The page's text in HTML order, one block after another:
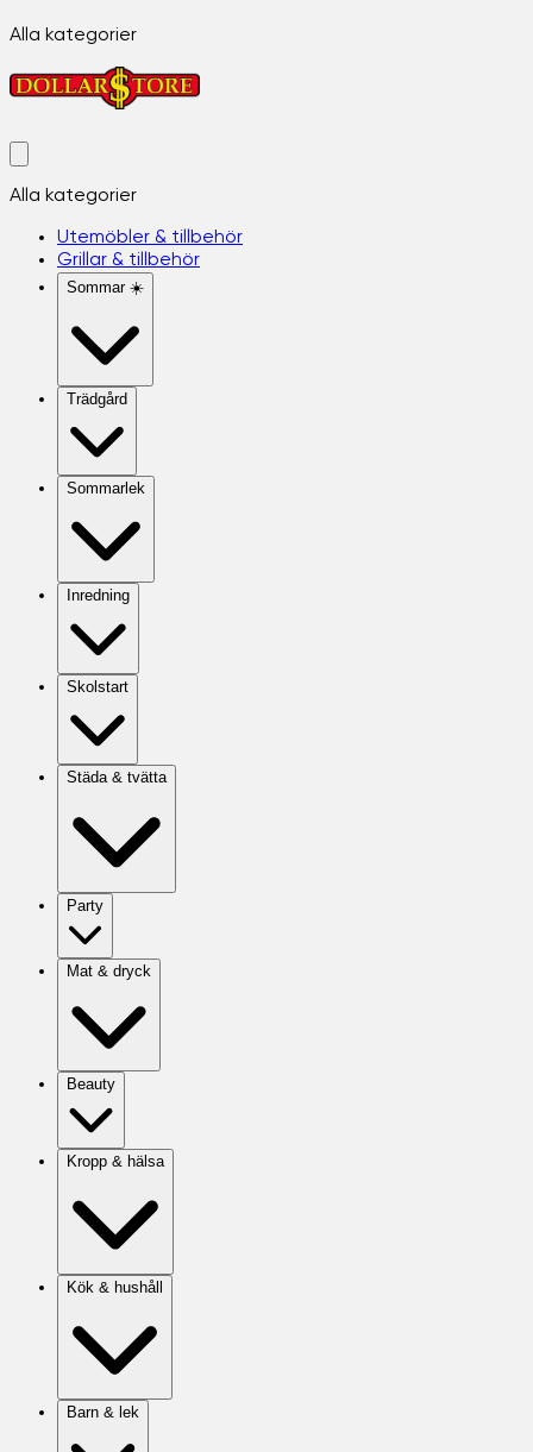
Alla kategorier
Alla kategorier
Utemöbler & tillbehör
Grillar & tillbehör
Sommar ☀️
Trädgård
Sommarlek
Inredning
Skolstart
Städa & tvätta
Party
Mat & dryck
Beauty
Kropp & hälsa
Kök & hushåll
Barn & lek